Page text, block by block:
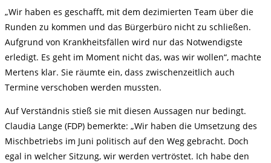
„Wir haben es geschafft, mit dem dezimierten Team über die
Runden zu kommen und das Bürgerbüro nicht zu schließen.
Aufgrund von Krankheitsfällen wird nur das Notwendigste
erledigt. Es geht im Moment nicht das, was wir wollen“, machte
Mertens klar. Sie räumte ein, dass zwischenzeitlich auch
Termine verschoben werden mussten.
Auf Verständnis stieß sie mit diesen Aussagen nur bedingt.
Claudia Lange (FDP) bemerkte: „Wir haben die Umsetzung des
Mischbetriebs im Juni politisch auf den Weg gebracht. Doch
egal in welcher Sitzung, wir werden vertröstet. Ich habe den